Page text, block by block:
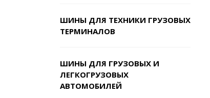
ШИНЫ ДЛЯ ТЕХНИКИ ГРУЗОВЫХ
ТЕРМИНАЛОВ
ШИНЫ ДЛЯ ГРУЗОВЫХ И
ЛЕГКОГРУЗОВЫХ
АВТОМОБИЛЕЙ